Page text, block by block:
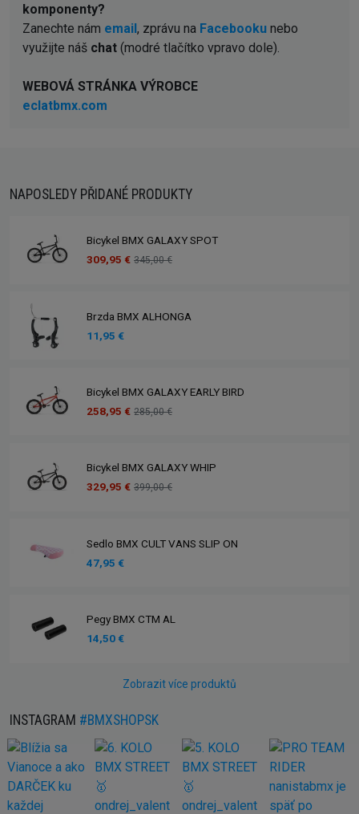
komponenty?
Zanechte nám email, zprávu na Facebooku nebo
využijte náš chat (modré tlačítko vpravo dole).
WEBOVÁ STRÁNKA VÝROBCE
eclatbmx.com
NAPOSLEDY PŘIDANÉ PRODUKTY
Bicykel BMX GALAXY SPOT
309,95 € 345,00 €
Brzda BMX ALHONGA
11,95 €
Bicykel BMX GALAXY EARLY BIRD
258,95 € 285,00 €
Bicykel BMX GALAXY WHIP
329,95 € 399,00 €
Sedlo BMX CULT VANS SLIP ON
47,95 €
Pegy BMX CTM AL
14,50 €
Zobrazit více produktů
INSTAGRAM #BMXSHOPSK